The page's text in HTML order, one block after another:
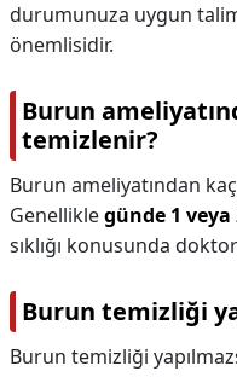
durumunuza uygun
önemlisidir.
Burun
temizlenir?
Burun ameliyatından
Genelliklegünde 1 veya
sıklığı konusunda
Burun temizliği
Burun temizliği